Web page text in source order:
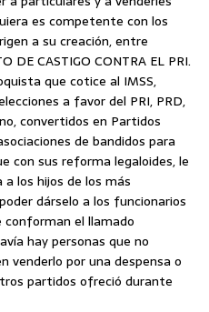
es competente con los
a su creación, entre
DE CASTIGO CONTRA EL PRI.
que cotice al IMSS,
a favor del PRI, PRD,
convertidos en Partidos
de bandidos para
con sus reforma legaloides, le
los hijos de los más
dárselo a los funcionarios
conforman el llamado
hay personas que no
venderlo por una despensa o
partidos ofreció durante